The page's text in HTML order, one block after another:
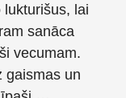
lukturišus, lai
sanāca
vecumam.
gaismas un